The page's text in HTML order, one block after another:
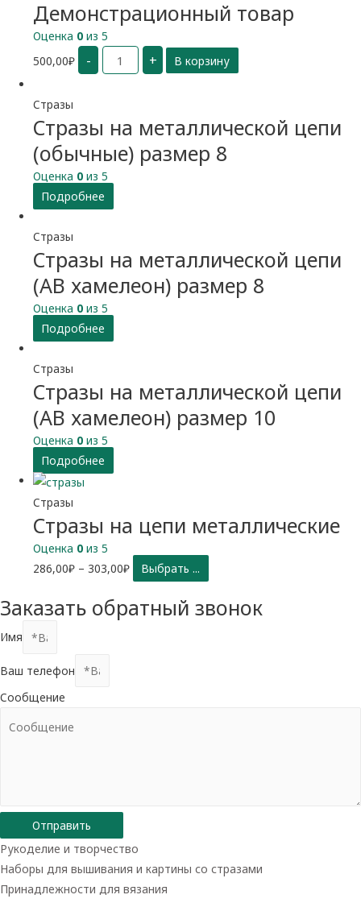
Демонстрационный товар
Оценка 0 из 5
500,00₽ -
Количество
Демонстрационный
товар
+ В корзину
Стразы
Стразы на металлической цепи
(обычные) размер 8
Оценка 0 из 5
Подробнее
Стразы
Стразы на металлической цепи
(АВ хамелеон) размер 8
Оценка 0 из 5
Подробнее
Стразы
Стразы на металлической цепи
(АВ хамелеон) размер 10
Оценка 0 из 5
Подробнее
Стразы
Стразы на цепи металлические
Оценка 0 из 5
286,00₽ –303,00₽ Выбрать ...
Заказать обратный звонок
Имя
Ваш телефон
Сообщение
Отправить
Рукоделие и творчество
Наборы для вышивания и картины со стразами
Принадлежности для вязания